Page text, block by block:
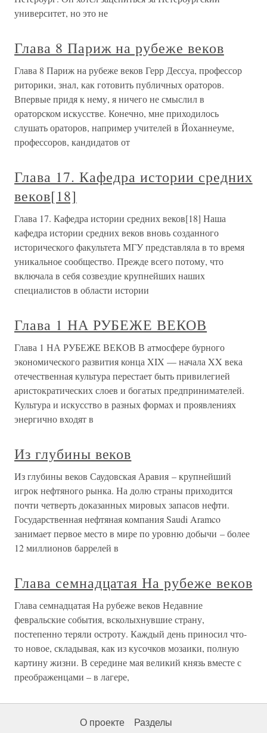
университет, но это не
Глава 8 Париж на рубеже веков
Глава 8 Париж на рубеже веков Герр Дессуа, профессор
риторики, знал, как готовить публичных ораторов.
Впервые придя к нему, я ничего не смыслил в
ораторском искусстве. Конечно, мне приходилось
слушать ораторов, например учителей в Йоханнеуме,
профессоров, кандидатов от
Глава 17. Кафедра истории средних
веков[18]
Глава 17. Кафедра истории средних веков[18] Наша
кафедра истории средних веков вновь созданного
исторического факультета МГУ представляла в то время
уникальное сообщество. Прежде всего потому, что
включала в себя созвездие крупнейших наших
специалистов в области истории
Глава 1 НА РУБЕЖЕ ВЕКОВ
Глава 1 НА РУБЕЖЕ ВЕКОВ В атмосфере бурного
экономического развития конца XIX — начала XX века
отечественная культура перестает быть привилегией
аристократических слоев и богатых предпринимателей.
Культура и искусство в разных формах и проявлениях
энергично входят в
Из глубины веков
Из глубины веков Саудовская Аравия – крупнейший
игрок нефтяного рынка. На долю страны приходится
почти четверть доказанных мировых запасов нефти.
Государственная нефтяная компания Saudi Aramco
занимает первое место в мире по уровню добычи – более
12 миллионов баррелей в
Глава семнадцатая На рубеже веков
Глава семнадцатая На рубеже веков Недавние
февральские события, всколыхнувшие страну,
постепенно теряли остроту. Каждый день приносил что-
то новое, складывая, как из кусочков мозаики, полную
картину жизни. В середине мая великий князь вместе с
преображенцами – в лагере,
О проекте Разделы